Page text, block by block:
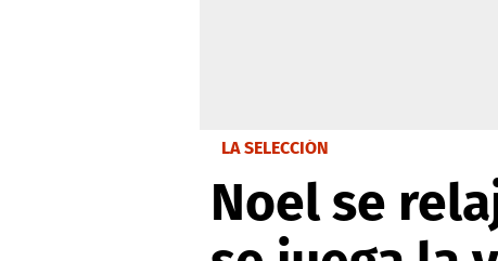
LA SELECCIÓN
Noel se